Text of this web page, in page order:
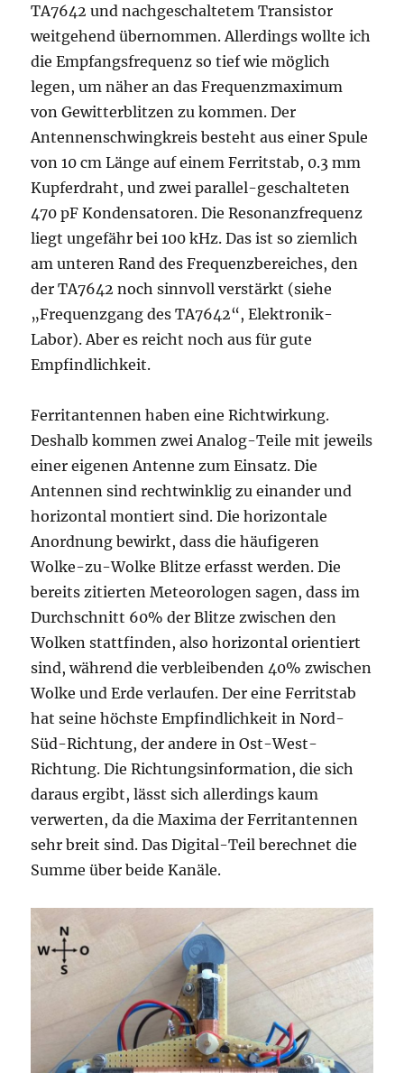
TA7642 und nachgeschaltetem Transistor
weitgehend übernommen. Allerdings wollte ich
die Empfangsfrequenz so tief wie möglich
legen, um näher an das Frequenzmaximum
von Gewitterblitzen zu kommen. Der
Antennenschwingkreis besteht aus einer Spule
von 10 cm Länge auf einem Ferritstab, 0.3 mm
Kupferdraht, und zwei parallel-geschalteten
470 pF Kondensatoren. Die Resonanzfrequenz
liegt ungefähr bei 100 kHz. Das ist so ziemlich
am unteren Rand des Frequenzbereiches, den
der TA7642 noch sinnvoll verstärkt (siehe
„Frequenzgang des TA7642“, Elektronik-
Labor). Aber es reicht noch aus für gute
Empfindlichkeit.
Ferritantennen haben eine Richtwirkung.
Deshalb kommen zwei Analog-Teile mit jeweils
einer eigenen Antenne zum Einsatz. Die
Antennen sind rechtwinklig zu einander und
horizontal montiert sind. Die horizontale
Anordnung bewirkt, dass die häufigeren
Wolke-zu-Wolke Blitze erfasst werden. Die
bereits zitierten Meteorologen sagen, dass im
Durchschnitt 60% der Blitze zwischen den
Wolken stattfinden, also horizontal orientiert
sind, während die verbleibenden 40% zwischen
Wolke und Erde verlaufen. Der eine Ferritstab
hat seine höchste Empfindlichkeit in Nord-
Süd-Richtung, der andere in Ost-West-
Richtung. Die Richtungsinformation, die sich
daraus ergibt, lässt sich allerdings kaum
verwerten, da die Maxima der Ferritantennen
sehr breit sind. Das Digital-Teil berechnet die
Summe über beide Kanäle.